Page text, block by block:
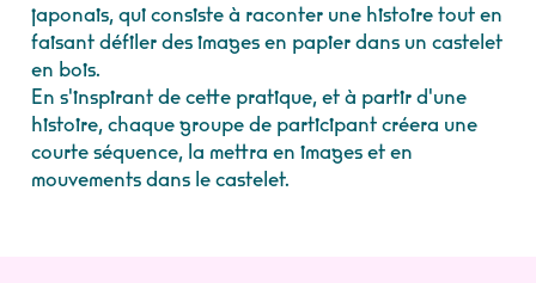
japonais, qui consiste à raconter une histoire tout en
faisant défiler des images en papier dans un castelet
en bois.
En s'inspirant de cette pratique, et à partir d'une
histoire, chaque groupe de participant créera une
courte séquence, la mettra en images et en
mouvements dans le castelet.